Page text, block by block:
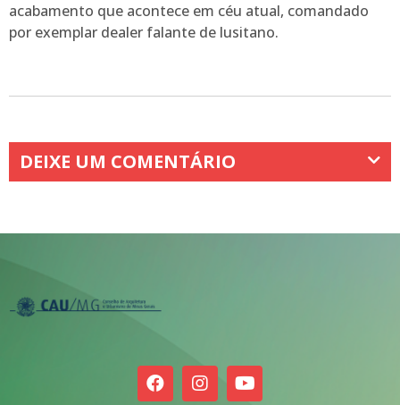
acabamento que acontece em céu atual, comandado
por exemplar dealer falante de lusitano.
DEIXE UM COMENTÁRIO